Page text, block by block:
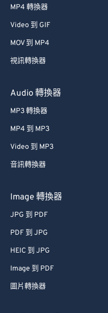
MP4 轉換器
Video 到 GIF
MOV 到 MP4
視訊轉換器
Audio 轉換器
MP3 轉換器
MP4 到 MP3
Video 到 MP3
音訊轉換器
Image 轉換器
JPG 到 PDF
PDF 到 JPG
HEIC 到 JPG
Image 到 PDF
圖片轉換器